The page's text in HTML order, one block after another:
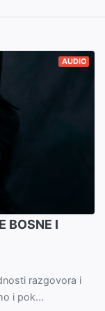
AUDIO
BOSNE I
razgovora i
i pok...